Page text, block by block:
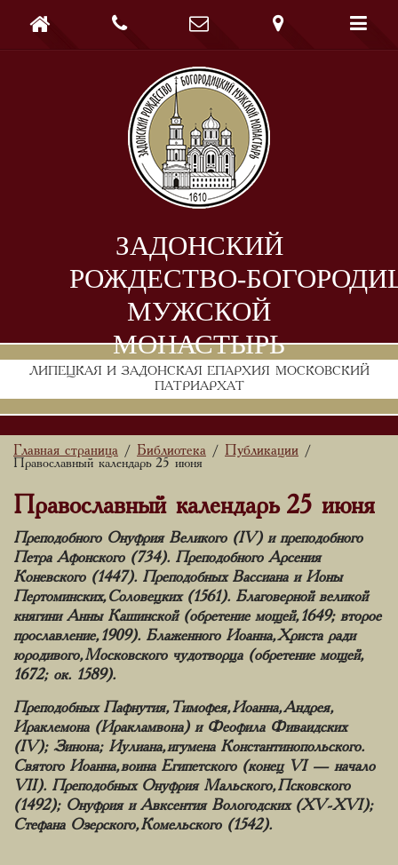
ЗАДОНСКИЙ
РОЖДЕСТВО-
МУЖСКОЙ
МОНАСТЫРЬ
ЛИПЕЦКАЯ И ЗАДОНСКАЯ ЕПАРХИЯ МОСКОВСКИЙ
ПАТРИАРХАТ
    
Главная страница / Библиотека / Публикации /
Православный календарь 25 июня
Православный календарь 25 июня
Преподобного Онуфрия Великого (IV) и преподобного
Петра Афонского (734). Преподобного Арсения
Коневского (1447). Преподобных Вассиана и Ионы
Пертоминских, Соловецких (1561). Благоверной великой
княгини Анны Кашинской (обретение мощей, 1649; второе
прославление, 1909). Блаженного Иоанна, Христа ради
юродивого, Московского чудотворца (обретение мощей,
1672; ок. 1589).
Преподобных Пафнутия, Тимофея, Иоанна, Андрея,
Ираклемона (Иракламвона) и Феофила Фиваидских
(IV); Зинона; Иулиана, игумена Константинопольского.
Святого Иоанна, воина Египетского (конец VI — начало
VII). Преподобных Онуфрия Мальского, Псковского
(1492); Онуфрия и Авксентия Вологодских (XV-XVI);
Стефана Озерского, Комельского (1542).